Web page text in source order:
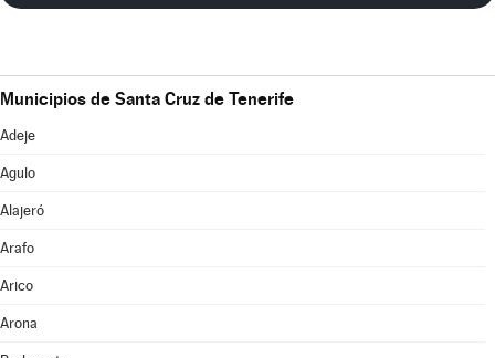
Municipios de Santa Cruz de Tenerife
Adeje
Agulo
Alajeró
Arafo
Arico
Arona